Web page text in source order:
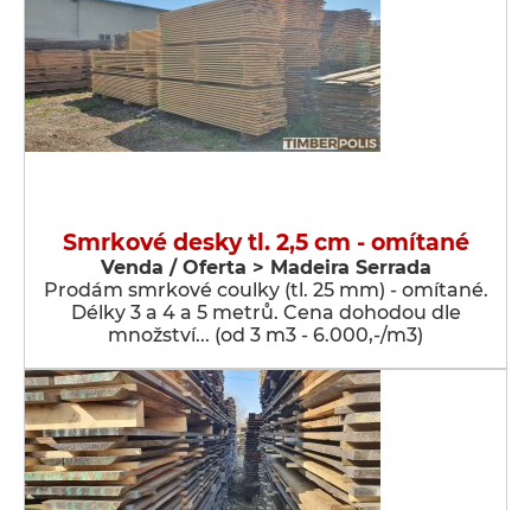
Smrkové desky tl. 2,5 cm - omítané
Venda / Oferta > Madeira Serrada
Prodám smrkové coulky (tl. 25 mm) - omítané.
Délky 3 a 4 a 5 metrů. Cena dohodou dle
množství... (od 3 m3 - 6.000,-/m3)